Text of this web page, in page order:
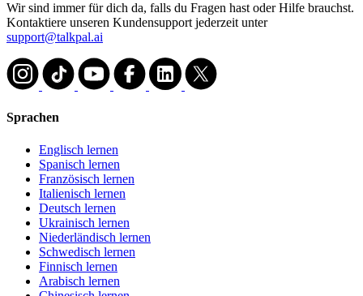
Wir sind immer für dich da, falls du Fragen hast oder Hilfe brauchst.
Kontaktiere unseren Kundensupport jederzeit unter
support@talkpal.ai
Sprachen
Englisch lernen
Spanisch lernen
Französisch lernen
Italienisch lernen
Deutsch lernen
Ukrainisch lernen
Niederländisch lernen
Schwedisch lernen
Finnisch lernen
Arabisch lernen